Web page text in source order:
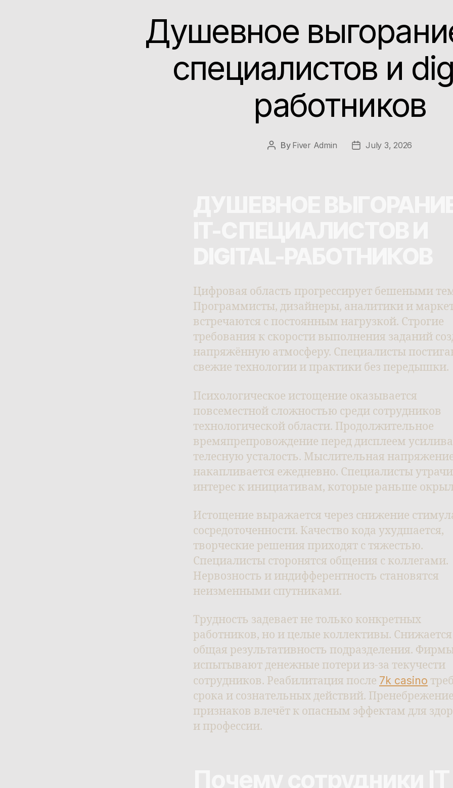
Душевное
специалистов и
работников
By Fiver Admin July 3, 2026
Цифровая область прогрессирует бешеными
Программисты, дизайнеры, аналитики и
встречаются с постоянным нагрузкой. Строгие
требования к скорости выполнения заданий
напряжённую атмосферу. Специалисты
свежие технологии и практики без передышки.
Психологическое истощение оказывается
повсеместной сложностью среди сотрудников
технологической области. Продолжительное
времяпрепровождение перед дисплеем
телесную усталость. Мыслительная
накапливается ежедневно. Специалисты
интерес к инициативам, которые раньше
Истощение выражается через снижение
сосредоточенности. Качество кода ухудшается,
творческие решения приходят с тяжестью.
Специалисты сторонятся общения с коллегами.
Нервозность и индифферентность становятся
неизменными спутниками.
Трудность задевает не только конкретных
работников, но и целые коллективы. Снижается
общая результативность подразделения.
испытывают денежные потери из-за текучести
сотрудников. Реабилитация после 7k casino
срока и сознательных действий. Пренебрежение
признаков влечёт к опасным эффектам для
и профессии.